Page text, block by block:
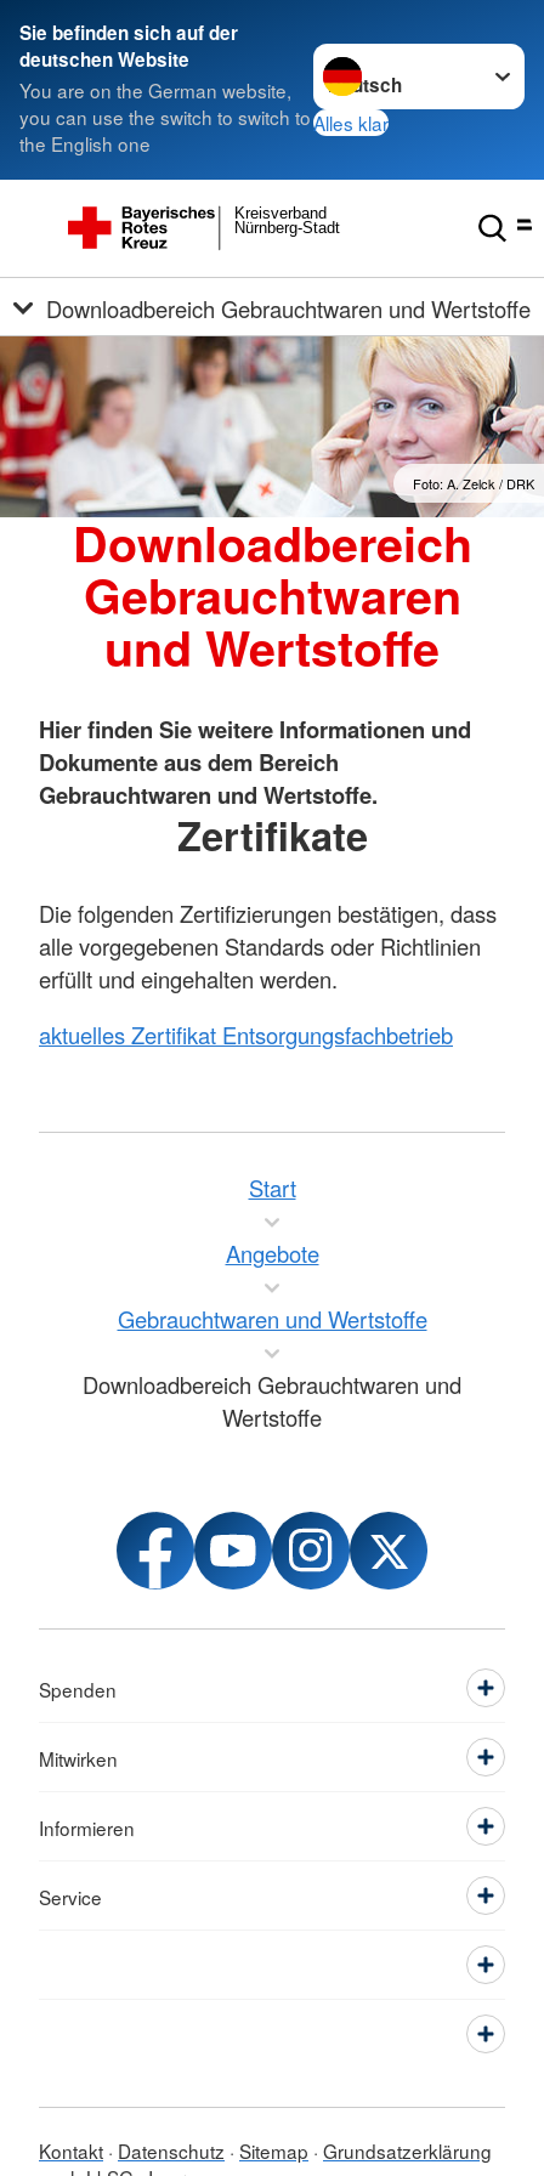
Sie befinden sich auf der
deutschen Website
You are on the German website,
you can use the switch to switch to
the English one
Sprache wechseln zu
Alles klar
Nürnberg-Stadt
Kreisverband
Downloadbereich Gebrauchtwaren und Wertstoffe
Foto: A. Zelck / DRK
Downloadbereich
Gebrauchtwaren
und Wertstoffe
Hier finden Sie weitere Informationen und
Dokumente aus dem Bereich
Gebrauchtwaren und Wertstoffe.
Zertifikate
Die folgenden Zertifizierungen bestätigen, dass
alle vorgegebenen Standards oder Richtlinien
erfüllt und eingehalten werden.
aktuelles Zertifikat Entsorgungsfachbetrieb
Start
Angebote
Gebrauchtwaren und Wertstoffe
Downloadbereich Gebrauchtwaren und
Wertstoffe
Spenden
Mitwirken
Informieren
Service
Kontakt Datenschutz Sitemap Grundsatzerklärung